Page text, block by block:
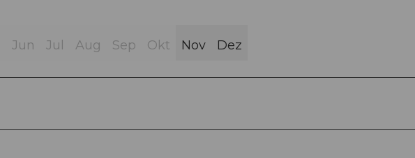
Jun Jul Aug Sep Okt Nov Dez